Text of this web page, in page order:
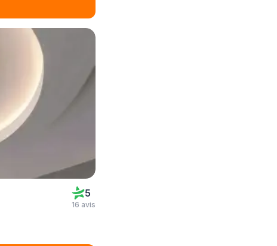
5
16 avis